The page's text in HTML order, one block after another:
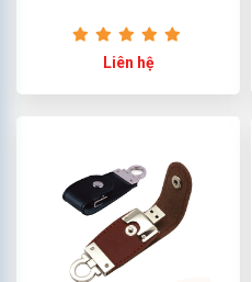
Liên hệ